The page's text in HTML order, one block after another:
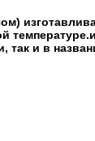
так и в